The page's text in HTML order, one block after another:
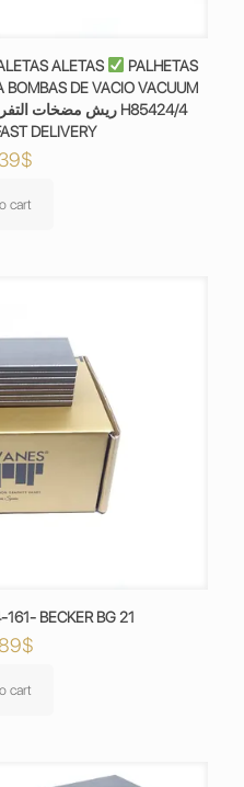
ALETAS
PALHETAS
BOMBAS DE VACIO VACUUM
DELIVERY
$
cart
BECKER BG 21
$
cart